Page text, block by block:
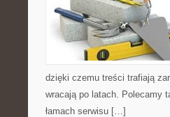
dzięki czemu treści trafiają
wracają po latach. Polecamy
łamach serwisu […]